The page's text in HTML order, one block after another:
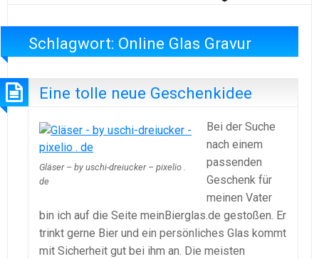
Schlagwort: Online Glas Gravur
Eine tolle neue Geschenkidee
Gläser – by uschi-dreiucker – pixelio .
de
Bei der Suche
nach einem
passenden
Geschenk für
meinen Vater
bin ich auf die Seite meinBierglas.de gestoßen. Er
trinkt gerne Bier und ein persönliches Glas kommt
mit Sicherheit gut bei ihm an. Die meisten